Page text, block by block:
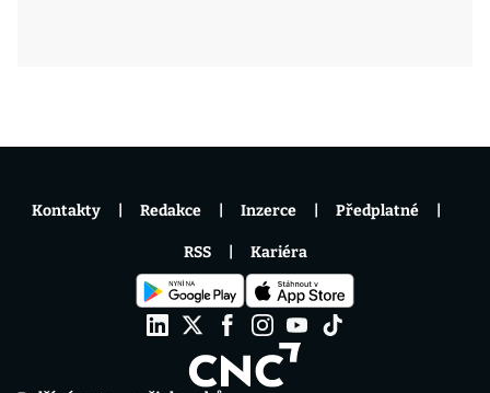
Kontakty Redakce Inzerce Předplatné
RSS Kariéra